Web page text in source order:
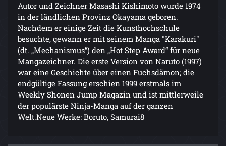
Autor und Zeichner Masashi Kishimoto wurde 1974
in der ländlichen Provinz Okayama geboren.
Nachdem er einige Zeit die Kunsthochschule
besuchte, gewann er mit seinem Manga "Karakuri"
(dt. „Mechanismus“) den „Hot Step Award“ für neue
Mangazeichner. Die erste Version von Naruto (1997)
war eine Geschichte über einen Fuchsdämon; die
endgültige Fassung erschien 1999 erstmals im
Weekly Shonen Jump Magazin und ist mittlerweile
der populärste Ninja-Manga auf der ganzen
Welt.Neue Werke: Boruto, Samurai8